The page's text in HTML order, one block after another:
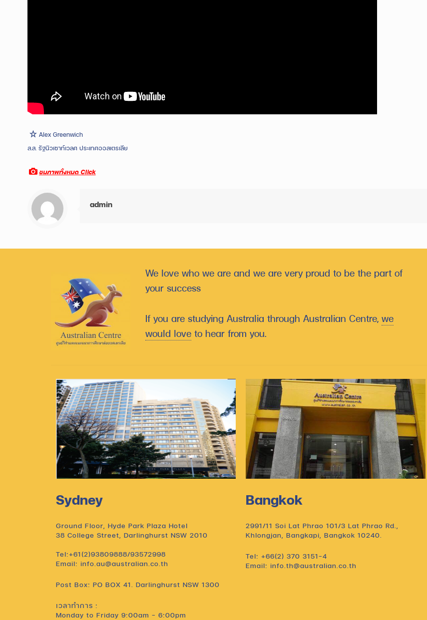
Alex Greenwich
ส.ส. รัฐนิวเซาท์เวลศ ประเทศออสเตรเลีย
ชมภาพทั้งหมด Click
admin
We love who we are and we are very proud to be the part of
your success
If you are studying Australia through Australian Centre, we
would loveto hear from you.
Sydney
Ground Floor, Hyde Park Plaza Hotel
38 College Street, Darlinghurst NSW 2010
Tel:+61(2)93809888/93572998
Email: info.au@australian.co.th
Post Box: PO BOX 41. Darlinghurst NSW 1300
เวลาทำการ :
Monday to Friday 9:00am – 6:00pm
Bangkok
2991/11 Soi Lat Phrao 101/3 Lat Phrao Rd.,
Khlongjan, Bangkapi, Bangkok 10240.
Tel: +66(2) 370 3151-4
Email: info.th@australian.co.th